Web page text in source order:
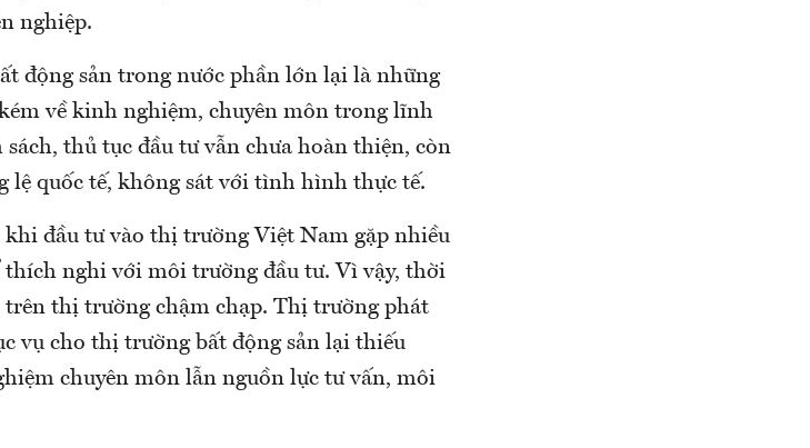
nghiệp.
động sản trong nước phần lớn lại là những
về kinh nghiệm, chuyên môn trong lĩnh
thủ tục đầu tư vẫn chưa hoàn thiện, còn
lệ quốc tế, không sát với tình hình thực tế.
khi đầu tư vào thị trường Việt Nam gặp nhiều
nghi với môi trường đầu tư. Vì vậy, thời
trên thị trường chậm chạp. Thị trường phát
vụ cho thị trường bất động sản lại thiếu
chuyên môn lẫn nguồn lực tư vấn, môi